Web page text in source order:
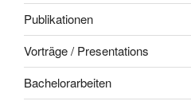
Publikationen
Vorträge / Presentations
Bachelorarbeiten